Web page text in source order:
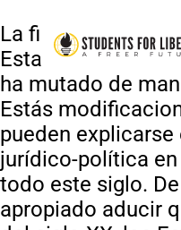
La filosofía del
Estados-nación
ha mutado de
Estás
pueden
jurídico-política
todo este siglo.
apropiado aducir